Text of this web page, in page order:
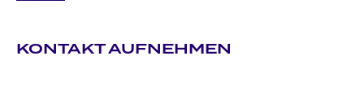
KONTAKT AUFNEHMEN